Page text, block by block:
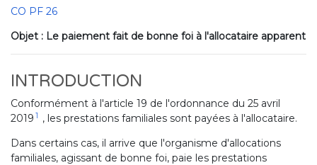
CO PF 26
Objet : Le paiement fait de bonne foi à l'allocataire apparent
INTRODUCTION
Conformément à l'article 19 de l'ordonnance du 25 avril
2019 1
, les prestations familiales sont payées à l'allocataire.
Dans certains cas, il arrive que l'organisme d'allocations
familiales, agissant de bonne foi, paie les prestations